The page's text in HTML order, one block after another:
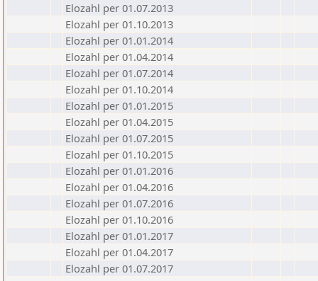
Elozahl per 01.07.2013
Elozahl per 01.10.2013
Elozahl per 01.01.2014
Elozahl per 01.04.2014
Elozahl per 01.07.2014
Elozahl per 01.10.2014
Elozahl per 01.01.2015
Elozahl per 01.04.2015
Elozahl per 01.07.2015
Elozahl per 01.10.2015
Elozahl per 01.01.2016
Elozahl per 01.04.2016
Elozahl per 01.07.2016
Elozahl per 01.10.2016
Elozahl per 01.01.2017
Elozahl per 01.04.2017
Elozahl per 01.07.2017